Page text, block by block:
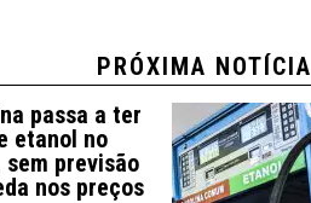
PRÓXIMA NOTÍCIA
passa a ter
etanol no
sem previsão
nos preços